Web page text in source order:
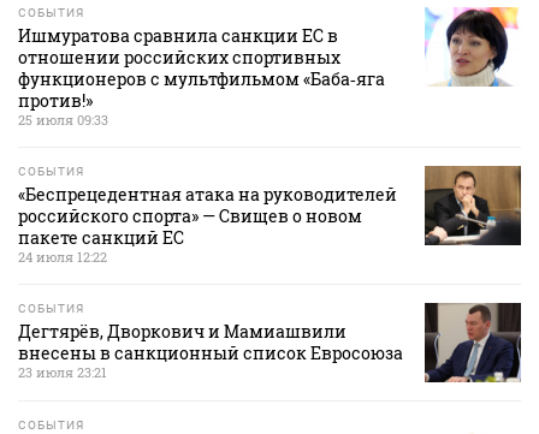
СОБЫТИЯ
Ишмуратова сравнила санкции ЕС в
отношении российских спортивных
функционеров с мультфильмом «Баба‑яга
против!»
25 июля 09:33
СОБЫТИЯ
«Беспрецедентная атака на руководителей
российского спорта» — Свищев о новом
пакете санкций ЕС
24 июля 12:22
СОБЫТИЯ
Дегтярёв, Дворкович и Мамиашвили
внесены в санкционный список Евросоюза
23 июля 23:21
СОБЫТИЯ